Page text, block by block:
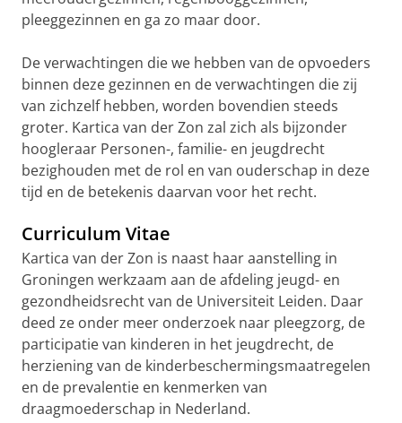
pleeggezinnen en ga zo maar door.
De verwachtingen die we hebben van de opvoeders
binnen deze gezinnen en de verwachtingen die zij
van zichzelf hebben, worden bovendien steeds
groter. Kartica van der Zon zal zich als bijzonder
hoogleraar Personen-, familie- en jeugdrecht
bezighouden met de rol en van ouderschap in deze
tijd en de betekenis daarvan voor het recht.
Curriculum Vitae
Kartica van der Zon is naast haar aanstelling in
Groningen werkzaam aan de afdeling jeugd- en
gezondheidsrecht van de Universiteit Leiden. Daar
deed ze onder meer onderzoek naar pleegzorg, de
participatie van kinderen in het jeugdrecht, de
herziening van de kinderbeschermingsmaatregelen
en de prevalentie en kenmerken van
draagmoederschap in Nederland.